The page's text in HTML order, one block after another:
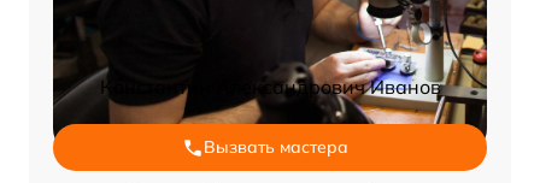
Константин Александрович Иванов
Вызвать мастера